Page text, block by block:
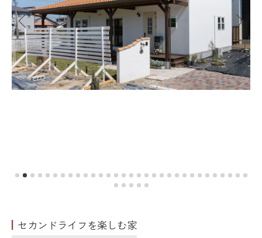
セカンドライフを楽しむ家